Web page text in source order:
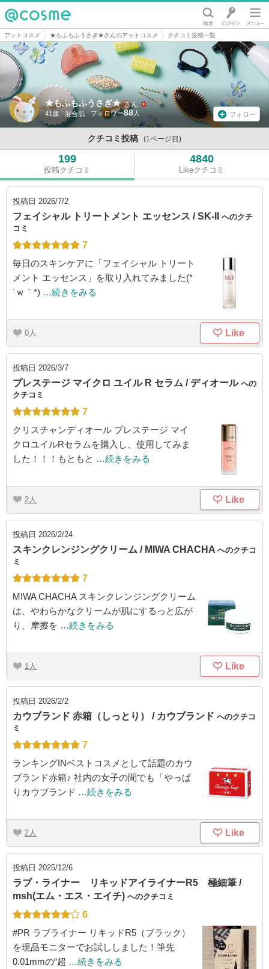
@cosme
アットコスメ ★もふもふうさぎ★さんのアットコスメ クチコミ投稿一覧
★もふもふうさぎ★ さん
41歳 混合肌 88 フォロー
クチコミ投稿 (1ページ目)
199
投稿クチコミ
4840
Likeクチコミ
投稿日 2026/7/2
フェイシャル トリートメント エッセンス / SK-II へのクチ
コミ
7
毎日のスキンケアに「フェイシャル トリート
メント エッセンス」を取り入れてみました(*
´ｗ｀*) …続きをみる
0 Like
投稿日 2026/3/7
プレステージ マイクロ ユイル R セラム / ディオール への
クチコミ
7
クリスチャンディオール プレステージ マイ
クロユイルRセラムを購入し、使用してみま
した！！！もともと …続きをみる
2 Like
投稿日 2026/2/24
スキンクレンジングクリーム / MIWA CHACHA へのクチコ
ミ
7
MIWA CHACHA スキンクレンジングクリーム
は、やわらかなクリームが肌にするっと広が
り、摩擦を …続きをみる
1 Like
投稿日 2026/2/2
カウブランド 赤箱（しっとり） / カウブランド へのクチコ
ミ
7
ランキングINベストコスメとして話題のカウ
ブランド赤箱♪ 社内の女子の間でも「やっぱ
りカウブランド …続きをみる
2 Like
投稿日 2025/12/6
ラブ・ライナー リキッドアイライナーR5 極細筆 /
msh(エム・エス・エイチ) へのクチコミ
6
#PR ラブライナー リキッドR5（ブラック）
を現品モニターでお試ししました！筆先
0.01mmの“超 …続きをみる